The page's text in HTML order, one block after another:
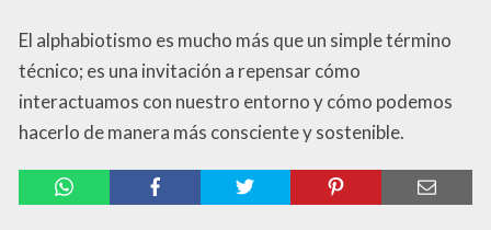
El alphabiotismo es mucho más que un simple término
técnico; es una invitación a repensar cómo
interactuamos con nuestro entorno y cómo podemos
hacerlo de manera más consciente y sostenible.